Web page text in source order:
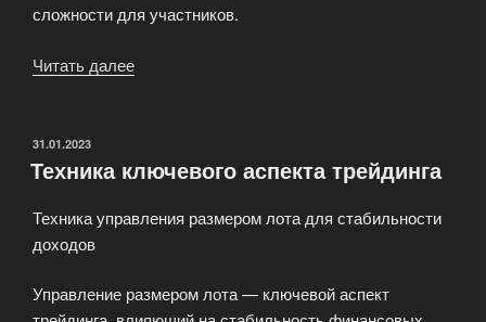
сложности для участников.
Читать далее
ОПУБЛИКОВАНО
31.01.2023
Техника ключевого аспекта трейдинга
Техника управления размером лота для стабильности
доходов
Управление размером лота — ключевой аспект